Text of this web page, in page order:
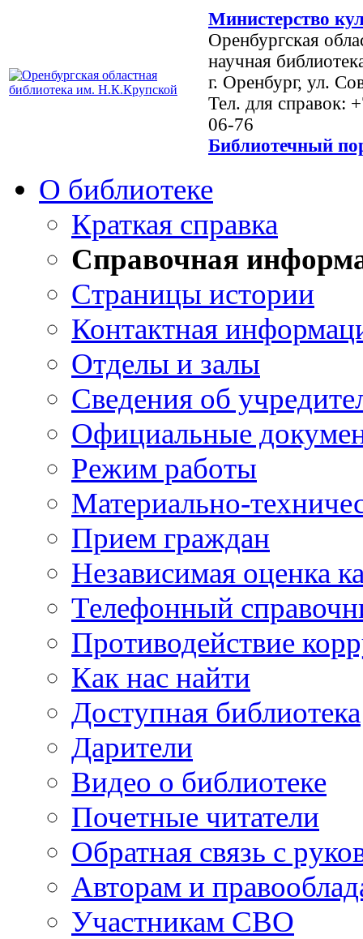
Министерство
Оренбургская
научная
г. Оренбург, ул.
Тел. для справок:
06-76
Библиотечный
О библиотеке
Краткая справка
Справочная
Страницы истории
Контактная
Отделы и залы
Сведения об
Официальные
Режим работы
Материально-
Прием граждан
Независимая оценка
Телефонный
Противодействие
Как нас найти
Доступная библиотека
Дарители
Видео о библиотеке
Почетные читатели
Обратная связь с
Авторам и
Участникам СВО